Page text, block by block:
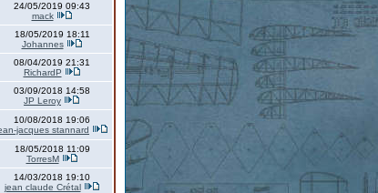
24/05/2019 09:43
mack
18/05/2019 18:11
Johannes
08/04/2019 21:31
RichardP
03/09/2018 14:58
JP Leroy
10/08/2018 19:06
jacques stannard
18/05/2018 11:09
TorresM
14/03/2018 19:10
jean claude Crétal